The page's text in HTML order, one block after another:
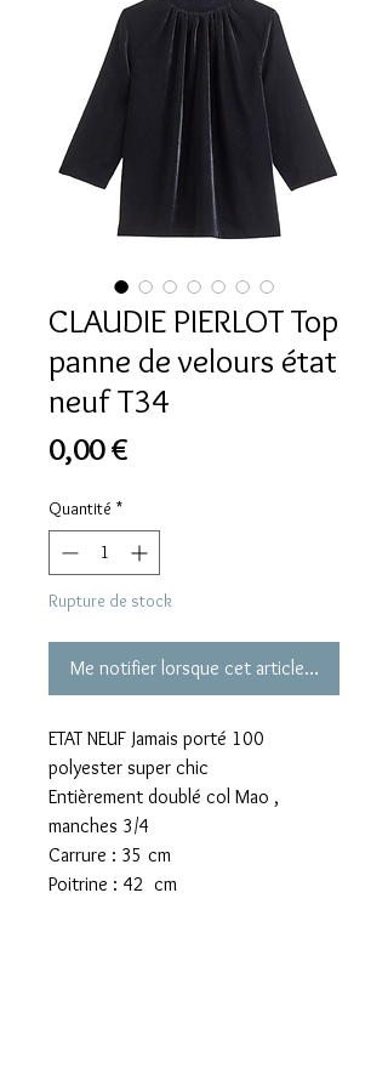
CLAUDIE PIERLOT Top
panne de velours état
neuf T34
0,00 €
Quantité *
Rupture de stock
Me notifier lorsque cet article est
ETAT NEUF Jamais porté 100
polyester super chic
Entièrement doublé col Mao ,
manches 3/4
Carrure : 35 cm
Poitrine : 42 cm